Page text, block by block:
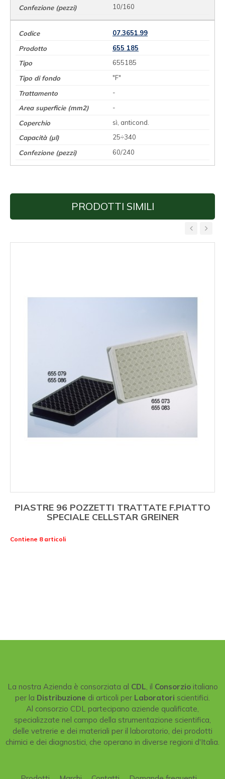
10/160
07.3651.99
655 185
655185
"F"
-
-
sì, anticond.
25÷340
60/240
PRODOTTI SIMILI
PIASTRE 96 POZZETTI TRATTATE F.PIATTO
SPECIALE CELLSTAR GREINER
Contiene 8 articoli
‹ ›
La nostra Azienda è consorziata al CDL , il Consorzioitaliano
per la Distribuzione di articoli per Laboratori scientifici.
Al consorzio CDL partecipano aziende qualificate,
specializzate nel campo della strumentazione scientifica,
delle vetrerie e dei materiali per il laboratorio, dei prodotti
chimici e dei diagnostici, che operano in diverse regioni d'Italia.